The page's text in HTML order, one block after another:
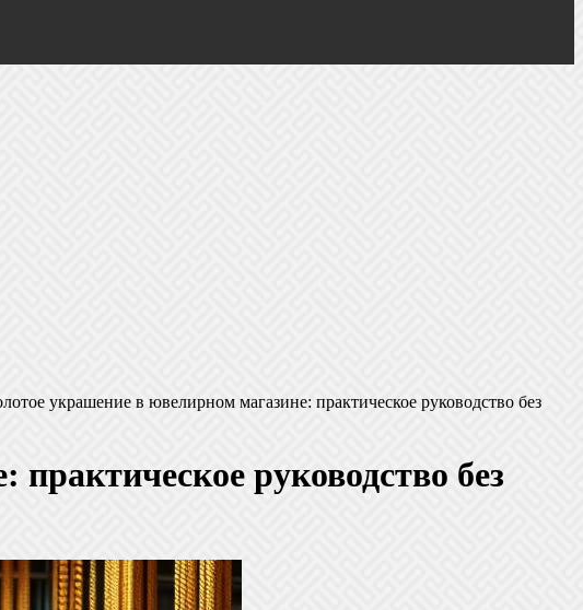
украшение в ювелирном магазине: практическое руководство без
руководство без